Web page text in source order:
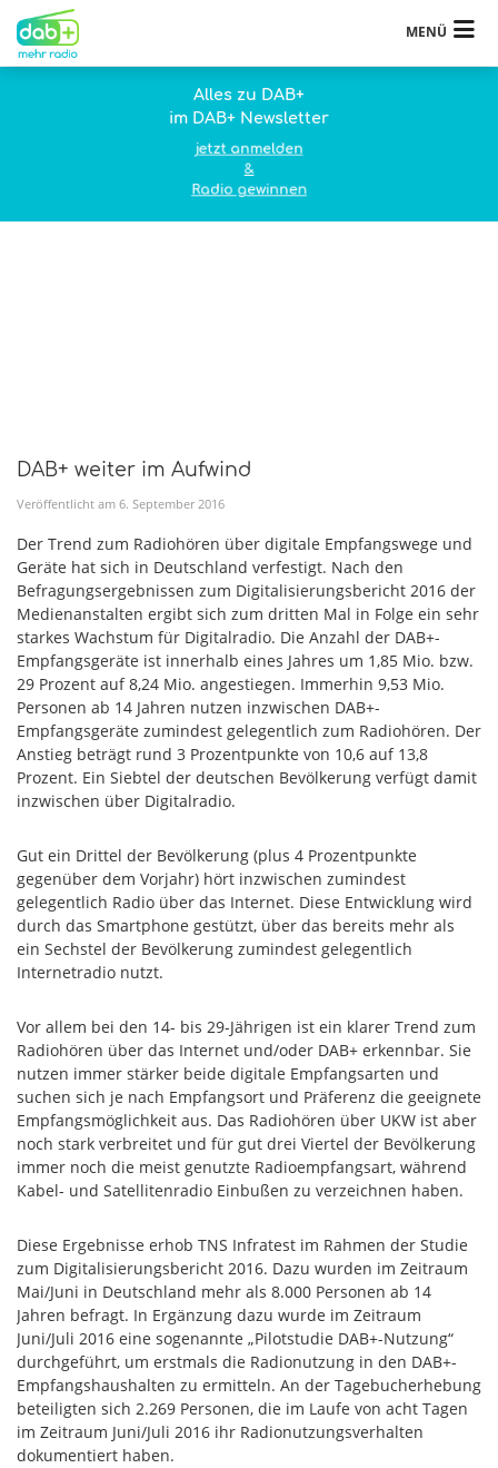
MENÜ
Alles zu DAB+
im DAB+ Newsletter
jetzt anmelden
&
Radio gewinnen
DAB+ weiter im Aufwind
Veröffentlicht am 6. September 2016
Der Trend zum Radiohören über digitale Empfangswege und
Geräte hat sich in Deutschland verfestigt. Nach den
Befragungsergebnissen zum Digitalisierungsbericht 2016 der
Medienanstalten ergibt sich zum dritten Mal in Folge ein sehr
starkes Wachstum für Digitalradio. Die Anzahl der DAB+-
Empfangsgeräte ist innerhalb eines Jahres um 1,85 Mio. bzw.
29 Prozent auf 8,24 Mio. angestiegen. Immerhin 9,53 Mio.
Personen ab 14 Jahren nutzen inzwischen DAB+-
Empfangsgeräte zumindest gelegentlich zum Radiohören. Der
Anstieg beträgt rund 3 Prozentpunkte von 10,6 auf 13,8
Prozent. Ein Siebtel der deutschen Bevölkerung verfügt damit
inzwischen über Digitalradio.
Gut ein Drittel der Bevölkerung (plus 4 Prozentpunkte
gegenüber dem Vorjahr) hört inzwischen zumindest
gelegentlich Radio über das Internet. Diese Entwicklung wird
durch das Smartphone gestützt, über das bereits mehr als
ein Sechstel der Bevölkerung zumindest gelegentlich
Internetradio nutzt.
Vor allem bei den 14- bis 29-Jährigen ist ein klarer Trend zum
Radiohören über das Internet und/oder DAB+ erkennbar. Sie
nutzen immer stärker beide digitale Empfangsarten und
suchen sich je nach Empfangsort und Präferenz die geeignete
Empfangsmöglichkeit aus. Das Radiohören über UKW ist aber
noch stark verbreitet und für gut drei Viertel der Bevölkerung
immer noch die meist genutzte Radioempfangsart, während
Kabel- und Satellitenradio Einbußen zu verzeichnen haben.
Diese Ergebnisse erhob TNS Infratest im Rahmen der Studie
zum Digitalisierungsbericht 2016. Dazu wurden im Zeitraum
Mai/Juni in Deutschland mehr als 8.000 Personen ab 14
Jahren befragt. In Ergänzung dazu wurde im Zeitraum
Juni/Juli 2016 eine sogenannte „Pilotstudie DAB+-Nutzung“
durchgeführt, um erstmals die Radionutzung in den DAB+-
Empfangshaushalten zu ermitteln. An der Tagebucherhebung
beteiligten sich 2.269 Personen, die im Laufe von acht Tagen
im Zeitraum Juni/Juli 2016 ihr Radionutzungsverhalten
dokumentiert haben.